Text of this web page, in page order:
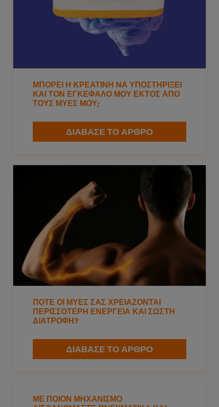
ΜΠΟΡΕΙ Η ΚΡΕΑΤΙΝΗ ΝΑ ΥΠΟΣΤΗΡΙΞΕΙ
ΚΑΙ ΤΟΝ ΕΓΚΕΦΑΛΟ ΜΟΥ ΕΚΤΟΣ ΑΠΟ
ΤΟΥΣ ΜΥΕΣ ΜΟΥ;
ΔΙΑΒΑΣΕ ΤΟ ΑΡΘΡΟ
ΠΟΤΕ ΟΙ ΜΥΕΣ ΣΑΣ ΧΡΕΙΑΖΟΝΤΑΙ
ΠΕΡΙΣΣΟΤΕΡΗ ΕΝΕΡΓΕΙΑ ΚΑΙ ΣΩΣΤΗ
ΔΙΑΤΡΟΦΗ?
ΔΙΑΒΑΣΕ ΤΟ ΑΡΘΡΟ
ΜΕ ΠΟΙΟΝ ΜΗΧΑΝΙΣΜΌ